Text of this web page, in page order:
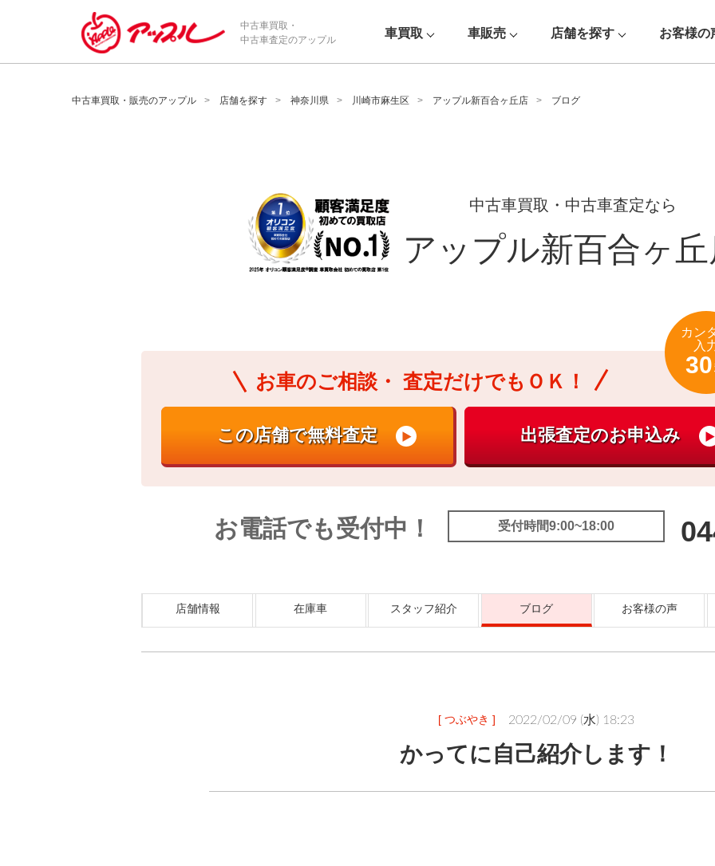
/*ABテスト_新規査定フォームの為のCVボタン*/
中古車買取・
中古車査定のアップル
車買取 車販売 店舗を探す お客様の
中古車買取・販売のアップル 店舗を探す 神奈川県 川崎市麻生区 アップル新百合ヶ丘店 ブログ
中古車買取・中古車査定なら
アップル新百合ヶ
お車のご相談・ 査定だけでもＯＫ！
カン
入
30
お電話でも受付中！ 受付時間9:00~18:00
店舗情報 在庫車 スタッフ紹介 ブログ お客様の声
[ つぶやき ] 2022/02/09 (水) 18:23
かってに自己紹介します！